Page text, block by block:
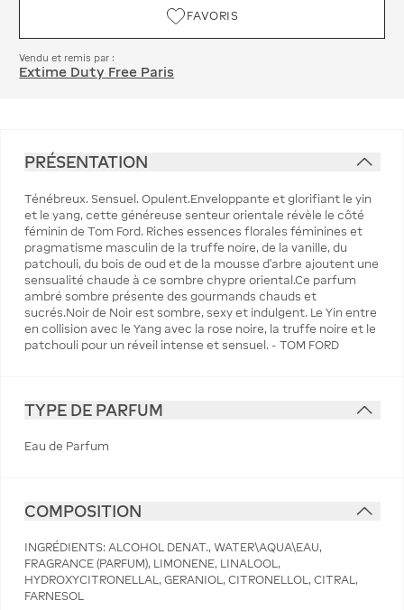
FAVORIS
Vendu et remis par :
Extime Duty Free Paris
PRÉSENTATION
Ténébreux. Sensuel. Opulent.Enveloppante et glorifiant le yin
et le yang, cette généreuse senteur orientale révèle le côté
féminin de Tom Ford. Riches essences florales féminines et
pragmatisme masculin de la truffe noire, de la vanille, du
patchouli, du bois de oud et de la mousse d'arbre ajoutent une
sensualité chaude à ce sombre chypre oriental.Ce parfum
ambré sombre présente des gourmands chauds et
sucrés.Noir de Noir est sombre, sexy et indulgent. Le Yin entre
en collision avec le Yang avec la rose noire, la truffe noire et le
patchouli pour un réveil intense et sensuel. - TOM FORD
TYPE DE PARFUM
Eau de Parfum
COMPOSITION
INGRÉDIENTS: ALCOHOL DENAT., WATER\AQUA\EAU,
FRAGRANCE (PARFUM), LIMONENE, LINALOOL,
HYDROXYCITRONELLAL, GERANIOL, CITRONELLOL, CITRAL,
FARNESOL